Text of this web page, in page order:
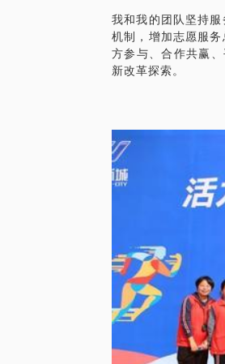
题。请把你的问
我和我的团队坚持
机制，增加志愿服
方参与、合作共赢
新改革探索。